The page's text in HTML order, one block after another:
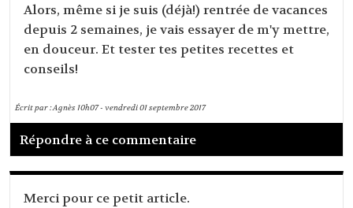
Alors, même si je suis (déjà!) rentrée de vacances
depuis 2 semaines, je vais essayer de m'y mettre,
en douceur. Et tester tes petites recettes et
conseils!
Écrit par :Agnès10h07-vendredi 01septembre 2017
Répondre à ce commentaire
Merci pour ce petit article.